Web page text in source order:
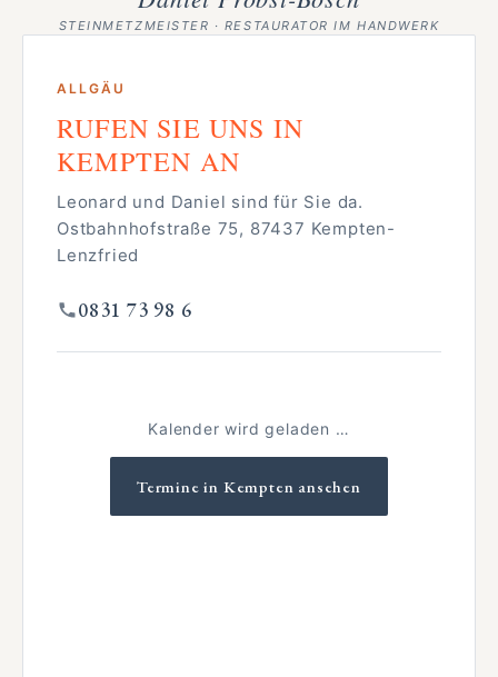
STEINMETZMEISTER · RESTAURATOR IM HANDWERK
ALLGÄU
RUFEN SIE UNS IN
KEMPTEN AN
Leonard und Daniel sind für Sie da.
Ostbahnhofstraße 75, 87437 Kempten-
Lenzfried
0831 73 98 6
Kalender wird geladen …
Termine in Kempten ansehen